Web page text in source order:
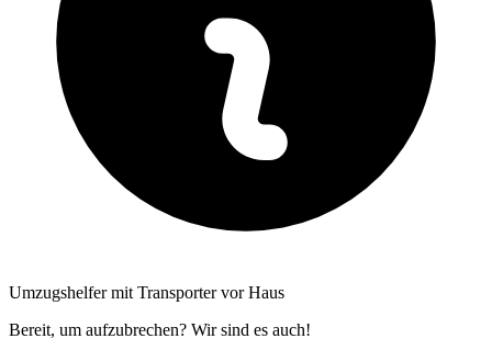
Umzugshelfer mit Transporter vor Haus
Bereit, um aufzubrechen? Wir sind es auch!